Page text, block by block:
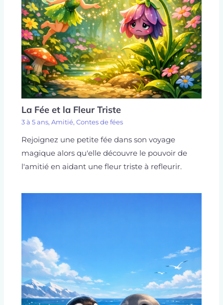
La Fée et la Fleur Triste
3 à 5 ans, Amitié, Contes de fées
Rejoignez une petite fée dans son voyage
magique alors qu'elle découvre le pouvoir de
l'amitié en aidant une fleur triste à refleurir.